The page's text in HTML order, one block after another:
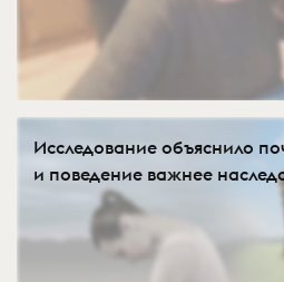
Исследование объяснило
и поведение важнее